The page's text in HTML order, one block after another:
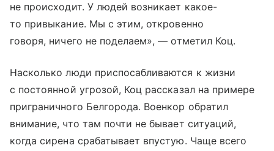
не происходит. У людей возникает какое-
то привыкание. Мы с этим, откровенно
говоря, ничего не поделаем», — отметил Коц.
Насколько люди приспосабливаются к жизни
с постоянной угрозой, Коц рассказал на примере
приграничного Белгорода. Военкор обратил
внимание, что там почти не бывает ситуаций,
когда сирена срабатывает впустую. Чаще всего